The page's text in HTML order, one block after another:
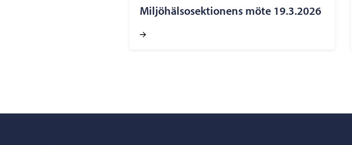
Miljöhälsosektionens möte 19.3.2026